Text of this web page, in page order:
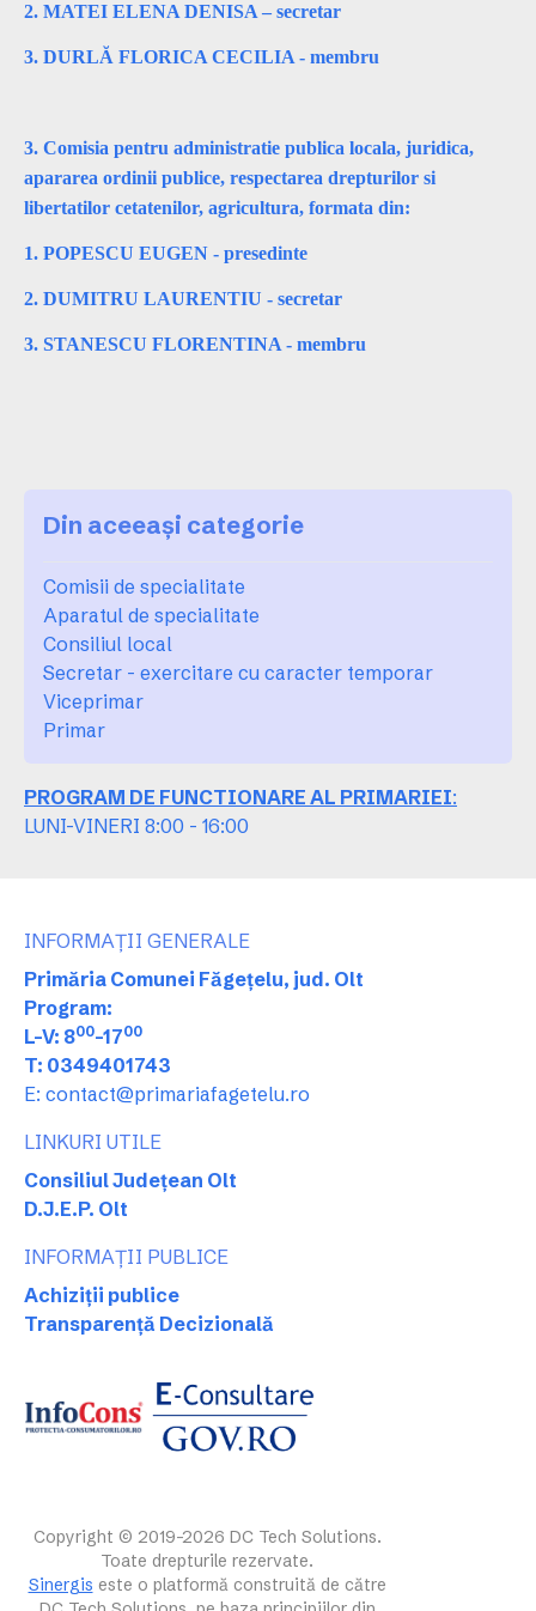
2. MATEI ELENA DENISA – secretar
3. DURLĂ FLORICA CECILIA - membru
3. Comisia pentru administratie publica locala, juridica,
apararea ordinii publice, respectarea drepturilor si
libertatilor cetatenilor, agricultura, formata din:
1. POPESCU EUGEN - presedinte
2. DUMITRU LAURENTIU - secretar
3. STANESCU FLORENTINA - membru
Din aceeași categorie
Comisii de specialitate
Aparatul de specialitate
Consiliul local
Secretar - exercitare cu caracter temporar
Viceprimar
Primar
PROGRAM DE FUNCTIONARE AL PRIMARIEI:
LUNI-VINERI 8:00 - 16:00
INFORMAȚII GENERALE
Primăria Comunei Făgețelu, jud. Olt
Program:
L-V: 800-1700
T: 0349401743
E: contact@primariafagetelu.ro
LINKURI UTILE
Consiliul Județean Olt
D.J.E.P. Olt
INFORMAȚII PUBLICE
Achiziții publice
Transparență Decizională
Copyright © 2019-2026 DC Tech Solutions.
Toate drepturile rezervate.
Sinergis este o platformă construită de către